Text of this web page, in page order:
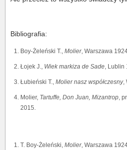
Bibliografia:
Boy-Żeleński T., Molier, Warszawa
Łojek J., Wiek markiza de Sade , Lublin
Łubieński T., Molier nasz współczesny,
Molier, Tartuffe, Don Juan, Mizantrop ,
2015.
T. Boy-Żeleński, Molier, Warszawa